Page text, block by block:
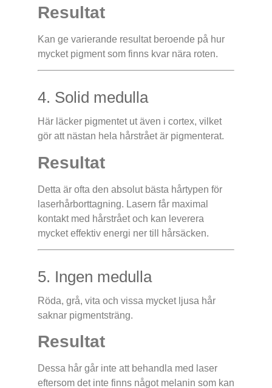
Resultat
Kan ge varierande resultat beroende på hur
mycket pigment som finns kvar nära roten.
4. Solid medulla
Här läcker pigmentet ut även i cortex, vilket
gör att nästan hela hårstrået är pigmenterat.
Resultat
Detta är ofta den absolut bästa hårtypen för
laserhårborttagning. Lasern får maximal
kontakt med hårstrået och kan leverera
mycket effektiv energi ner till hårsäcken.
5. Ingen medulla
Röda, grå, vita och vissa mycket ljusa hår
saknar pigmentsträng.
Resultat
Dessa hår går inte att behandla med laser
eftersom det inte finns något melanin som kan